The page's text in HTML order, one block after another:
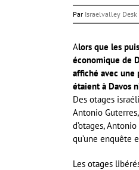
Par Israelvalley Desk
Alors que les
économique de
affiché avec une
étaient à Davos
Des otages
Antonio
d’otages,
qu’une enquête
Les otages